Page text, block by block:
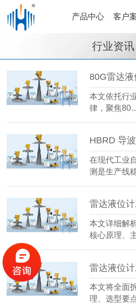
产品中心 客户
行业资讯
本文依托行
律，聚焦
在现代工业
测是生产线
本文详细解
核心原理、
本文将全面
理、选型要